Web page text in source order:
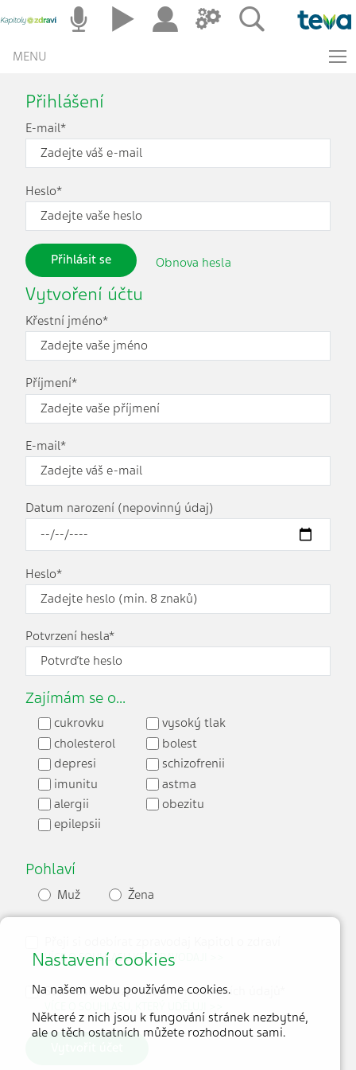
MENU
Přihlášení
E-mail*
Heslo*
Přihlásit se Obnova hesla
Vytvoření účtu
Křestní jméno*
Příjmení*
E-mail*
Datum narození (nepovinný údaj)
Heslo*
Potvrzení hesla*
Zajímám se o...
cukrovku
vysoký tlak
cholesterol
bolest
depresi
schizofrenii
imunitu
astma
alergii
obezitu
epilepsii
Pohlaví
Muž Žena
VÍCE O SOUHLASU KE ZPRAVODAJI >>
Souhlasím se zpracováním osobních údajů*
Nastavení cookies
Na našem webu používáme cookies.
Některé z nich jsou k fungování stránek nezbytné,
ale o těch ostatních můžete rozhodnout sami.